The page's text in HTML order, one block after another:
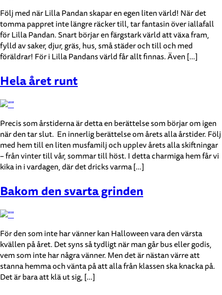
Följ med när Lilla Pandan skapar en egen liten värld! När det
tomma pappret inte längre räcker till, tar fantasin över iallafall
för Lilla Pandan. Snart börjar en färgstark värld att växa fram,
fylld av saker, djur, gräs, hus, små städer och till och med
föräldrar! För i Lilla Pandans värld får allt finnas. Även […]
Hela året runt
Precis som årstiderna är detta en berättelse som börjar om igen
när den tar slut. En innerlig berättelse om årets alla årstider. Följ
med hem till en liten musfamilj och upplev årets alla skiftningar
– från vinter till vår, sommar till höst. I detta charmiga hem får vi
kika in i vardagen, där det dricks varma […]
Bakom den svarta grinden
För den som inte har vänner kan Halloween vara den värsta
kvällen på året. Det syns så tydligt när man går bus eller godis,
vem som inte har några vänner. Men det är nästan värre att
stanna hemma och vänta på att alla från klassen ska knacka på.
Det är bara att klä ut sig, […]